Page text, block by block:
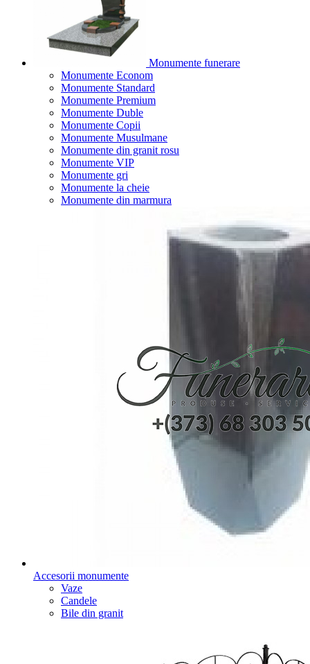
Monumente funerare
Monumente Econom
Monumente Standard
Monumente Premium
Monumente Duble
Monumente Copii
Monumente Musulmane
Monumente din granit rosu
Monumente VIP
Monumente gri
Monumente la cheie
Monumente din marmura
Accesorii monumente
Vaze
Candele
Bile din granit